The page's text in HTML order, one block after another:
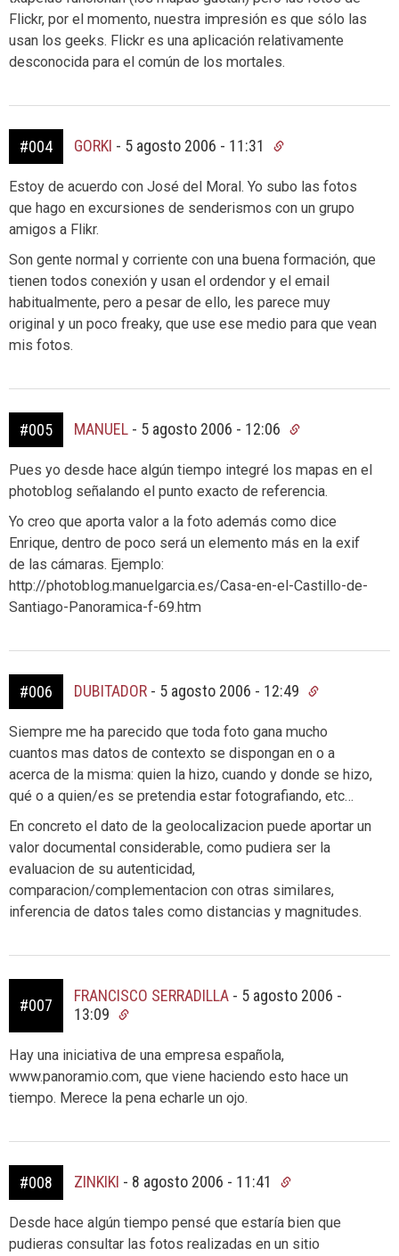
Flickr, por el momento, nuestra impresión es que sólo las
usan los geeks. Flickr es una aplicación relativamente
desconocida para el común de los mortales.
#004 GORKI - 5 agosto 2006 - 11:31
Estoy de acuerdo con José del Moral. Yo subo las fotos
que hago en excursiones de senderismos con un grupo
amigos a Flikr.
Son gente normal y corriente con una buena formación, que
tienen todos conexión y usan el ordendor y el email
habitualmente, pero a pesar de ello, les parece muy
original y un poco freaky, que use ese medio para que vean
mis fotos.
#005 MANUEL - 5 agosto 2006 - 12:06
Pues yo desde hace algún tiempo integré los mapas en el
photoblog señalando el punto exacto de referencia.
Yo creo que aporta valor a la foto además como dice
Enrique, dentro de poco será un elemento más en la exif
de las cámaras. Ejemplo:
http://photoblog.manuelgarcia.es/Casa-en-el-Castillo-de-
Santiago-Panoramica-f-69.htm
#006 DUBITADOR - 5 agosto 2006 - 12:49
Siempre me ha parecido que toda foto gana mucho
cuantos mas datos de contexto se dispongan en o a
acerca de la misma: quien la hizo, cuando y donde se hizo,
qué o a quien/es se pretendia estar fotografiando, etc…
En concreto el dato de la geolocalizacion puede aportar un
valor documental considerable, como pudiera ser la
evaluacion de su autenticidad,
comparacion/complementacion con otras similares,
inferencia de datos tales como distancias y magnitudes.
#007
FRANCISCO SERRADILLA - 5 agosto 2006 -
13:09
Hay una iniciativa de una empresa española,
www.panoramio.com, que viene haciendo esto hace un
tiempo. Merece la pena echarle un ojo.
#008 ZINKIKI - 8 agosto 2006 - 11:41
Desde hace algún tiempo pensé que estaría bien que
pudieras consultar las fotos realizadas en un sitio